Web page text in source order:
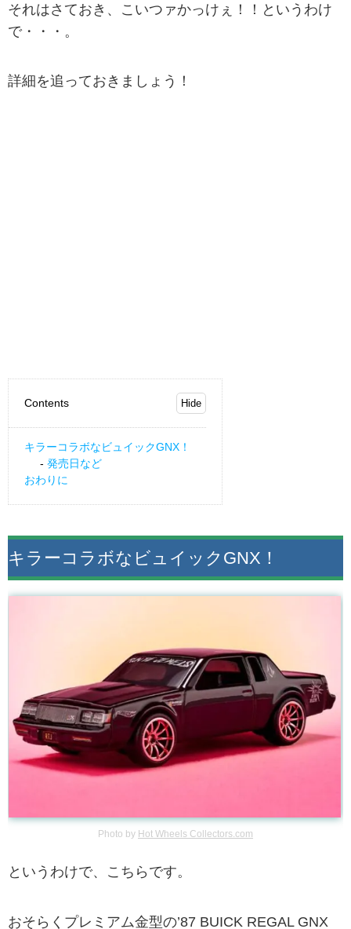
それはさておき、こいつァかっけぇ！！というわけ
で・・・。
詳細を追っておきましょう！
Contents
キラーコラボなビュイックGNX！
発売日など
おわりに
キラーコラボなビュイックGNX！
Photo by Hot Wheels Collectors.com
というわけで、こちらです。
おそらくプレミアム金型の’87 BUICK REGAL GNX